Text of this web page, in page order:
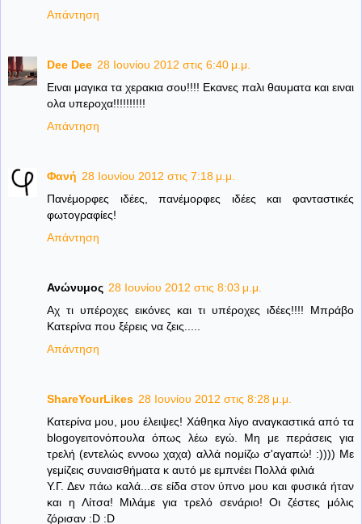
Απάντηση
Dee Dee 28 Ιουνίου 2012 στις 6:40 μ.μ.
Ειναι μαγικα τα χερακια σου!!!! Εκανες παλι θαυματα και ειναι
ολα υπεροχα!!!!!!!!!!
Απάντηση
Φανή 28 Ιουνίου 2012 στις 7:18 μ.μ.
Πανέμορφες ιδέες, πανέμορφες ιδέες και φανταστικές
φωτογραφίες!
Απάντηση
Ανώνυμος 28 Ιουνίου 2012 στις 8:03 μ.μ.
Αχ τι υπέροχες εικόνες και τι υπέροχες ιδέες!!!! Μπράβο
Κατερίνα που ξέρεις να ζεις.....
Απάντηση
ShareYourLikes 28 Ιουνίου 2012 στις 8:28 μ.μ.
Κατερίνα μου, μου έλειψες! Χάθηκα λίγο αναγκαστικά από τα
blogoγειτονόπουλα όπως λέω εγώ. Μη με περάσεις για
τρελή (εντελώς εννοω χαχα) αλλά nομίζω σ'αγαπώ! :)))) Με
γεμίζεις συναισθήματα κ αυτό με εμπνέει Πολλά φιλιά
Υ.Γ. Δεν πάω καλά...σε είδα στον ύπνο μου και φυσικά ήταν
και η Λίτσα! Μιλάμε για τρελό σενάριο! Οι ζέστες μόλις
ζόρισαν :D :D